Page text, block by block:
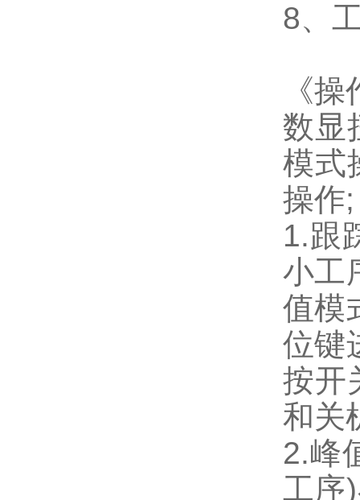
8、
《
数显
模式
操作;
1.跟
小工
值模
位键
按开
和关
2.峰
工序)